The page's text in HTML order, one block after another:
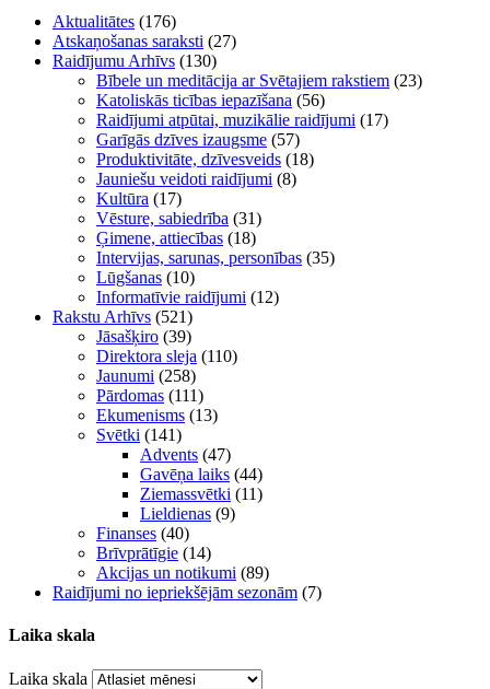
Aktualitātes (176)
Atskaņošanas saraksti (27)
Raidījumu Arhīvs (130)
Bībele un meditācija ar Svētajiem rakstiem (23)
Katoliskās ticības iepazīšana (56)
Raidījumi atpūtai, muzikālie raidījumi (17)
Garīgās dzīves izaugsme (57)
Produktivitāte, dzīvesveids (18)
Jauniešu veidoti raidījumi (8)
Kultūra (17)
Vēsture, sabiedrība (31)
Ģimene, attiecības (18)
Intervijas, sarunas, personības (35)
Lūgšanas (10)
Informatīvie raidījumi (12)
Rakstu Arhīvs (521)
Jāsašķiro (39)
Direktora sleja (110)
Jaunumi (258)
Pārdomas (111)
Ekumenisms (13)
Svētki (141)
Advents (47)
Gavēņa laiks (44)
Ziemassvētki (11)
Lieldienas (9)
Finanses (40)
Brīvprātīgie (14)
Akcijas un notikumi (89)
Raidījumi no iepriekšējām sezonām (7)
Laika skala
Laika skala